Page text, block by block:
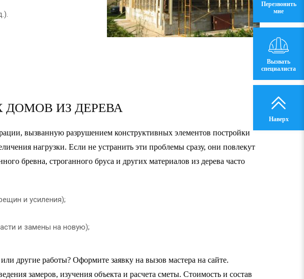
ИЗ ДЕРЕВА
вызванную разрушением конструктивных элементов постройки
нагрузки. Если не устранить эти проблемы сразу, они повлекут
бревна, строганного бруса и других материалов из дерева часто
и усиления);
и замены на новую);
другие работы? Оформите заявку на вызов мастера на сайте.
замеров, изучения объекта и расчета сметы. Стоимость и состав
Перезвонить
мне
Вызвать
специалиста
Наверх